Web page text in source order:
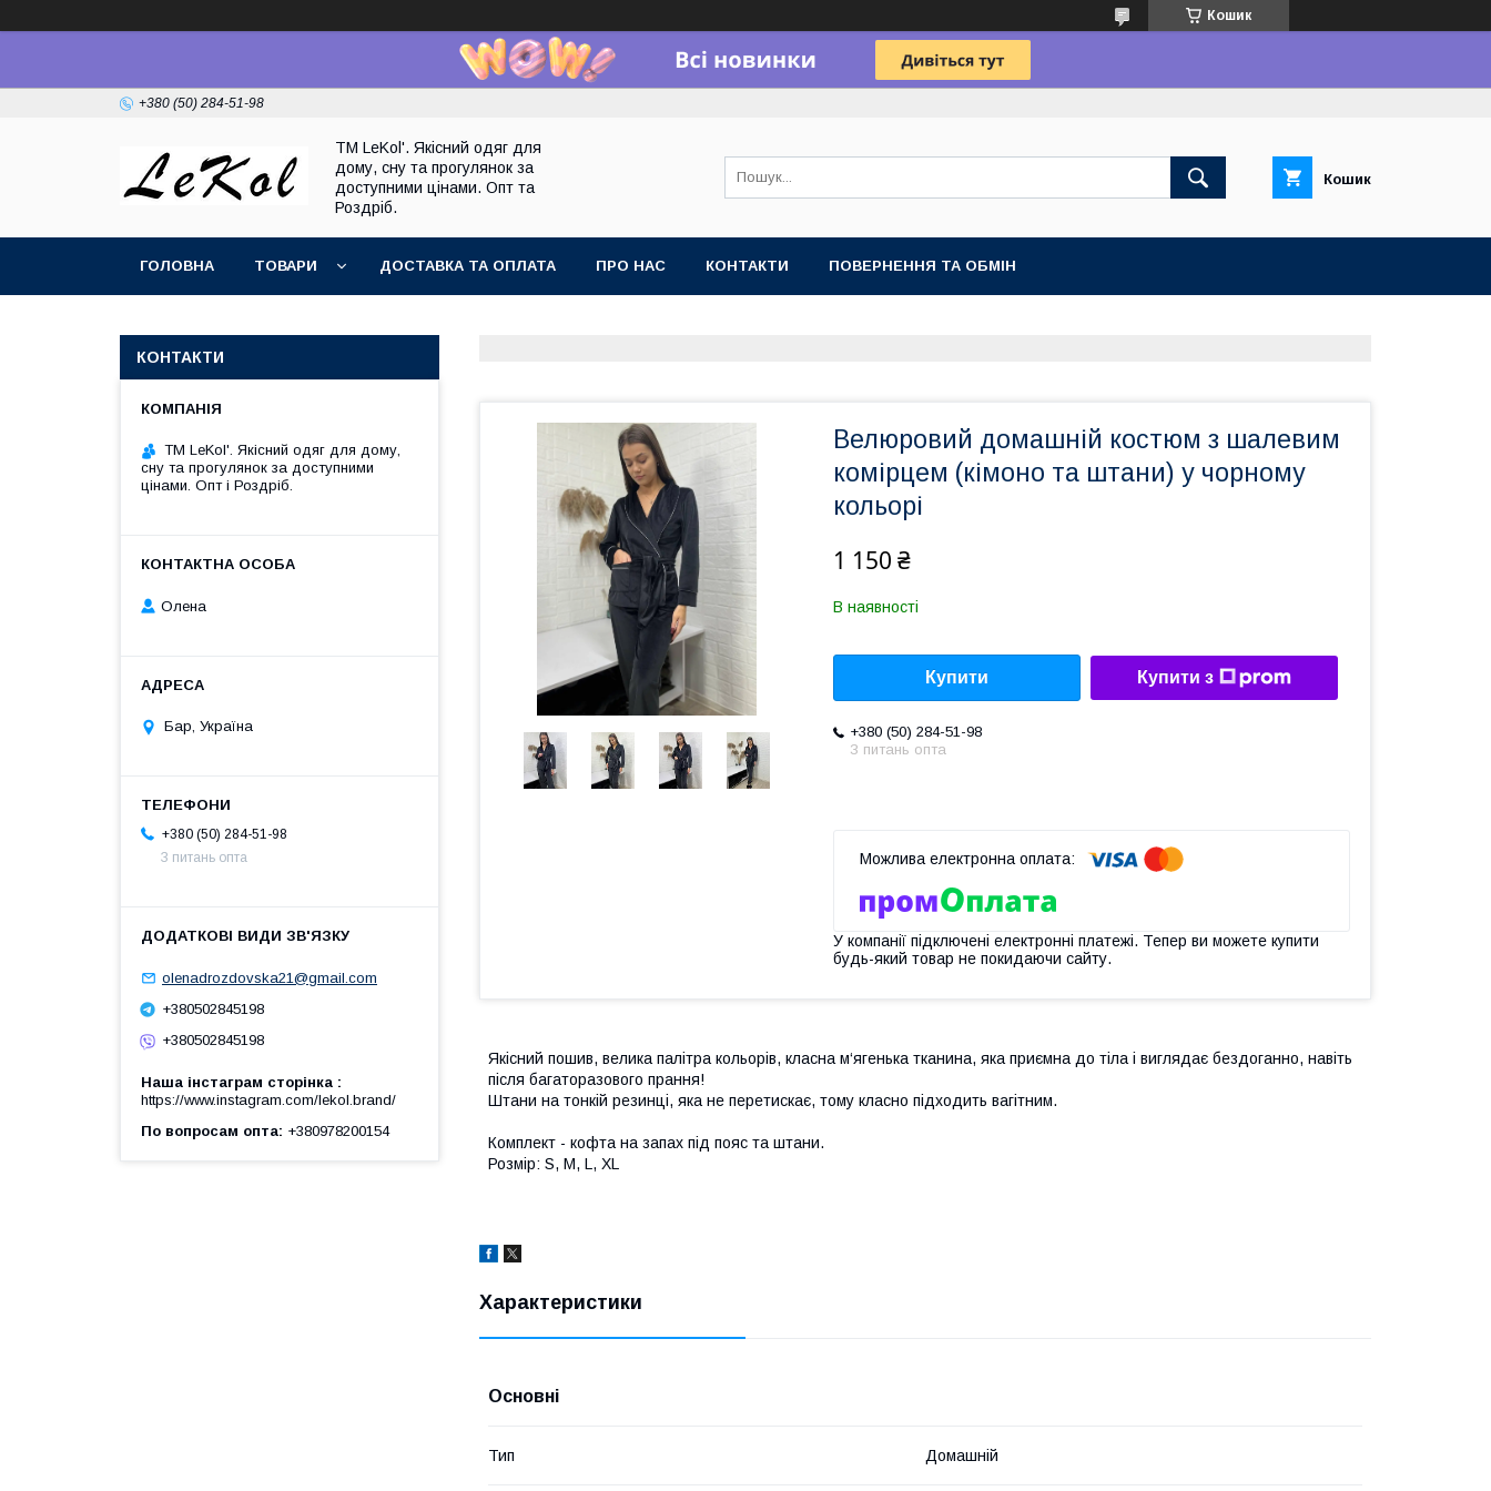
Кошик
+380 (50) 284-51-98
TM LeKol'. Якісний одяг для
дому, сну та прогулянок за
доступними цінами. Опт та
Роздріб.
Кошик
ГОЛОВНА ТОВАРИ ДОСТАВКА ТА ОПЛАТА ПРО НАС КОНТАКТИ ПОВЕРНЕННЯ ТА ОБМІН
Велюровий домашній костюм з шалевим
комірцем (кімоно та штани) у чорному
кольорі
1 150 ₴
В наявності
Купити Купити з
+380 (50) 284-51-98
З питань опта
У компанії підключені електронні платежі. Тепер ви можете купити
будь-який товар не покидаючи сайту.
Якісний пошив, велика палітра кольорів, класна м‘ягенька тканина, яка приємна до тіла і виглядає бездоганно, навіть
після багаторазового прання!
Штани на тонкій резинці, яка не перетискає, тому класно підходить вагітним.
Комплект - кофта на запах під пояс та штани.
Розмір: S, M, L, XL
Характеристики
Основні
Тип Домашній
КОНТАКТИ
TM LeKol'. Якісний одяг для дому,
сну та прогулянок за доступними
цінами. Опт і Роздріб.
Олена
Бар, Україна
+380 (50) 284-51-98
З питань опта
olenadrozdovska21@gmail.com
+380502845198
+380502845198
Наша інстаграм сторінка
https://www.instagram.com/lekol.brand/
По вопросам опта +380978200154